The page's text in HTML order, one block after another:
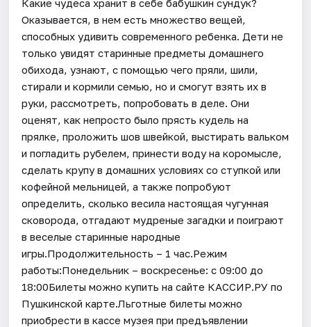
Какие чудеса хранит в себе бабушкин сундук?
Оказывается, в нем есть множество вещей,
способных удивить современного ребенка. Дети не
только увидят старинные предметы домашнего
обихода, узнают, с помощью чего пряли, шили,
стирали и кормили семью, но и смогут взять их в
руки, рассмотреть, попробовать в деле. Они
оценят, как непросто было прясть кудель на
прялке, проложить шов швейкой, выстирать вальком
и погладить рубелем, принести воду на коромысле,
сделать крупу в домашних условиях со ступкой или
кофейной мельницей, а также попробуют
определить, сколько весила настоящая чугунная
сковорода, отгадают мудреные загадки и поиграют
в веселые старинные народные
игры.Продолжительность – 1 час.Режим
работы:Понедельник – воскресенье: с 09:00 до
18:00Билеты можно купить на сайте КАССИР.РУ по
Пушкинской карте.Льготные билеты можно
приобрести в кассе музея при предъявлении